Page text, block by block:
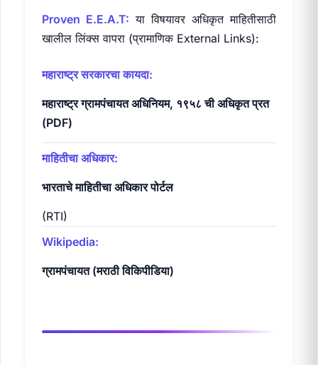
Proven E.E.A.T: या विषयावर अधिकृत माहितीसाठी
खालील लिंक्स वापरा (प्रामाणिक External Links):
महाराष्ट्र सरकारचा कायदा:
महाराष्ट्र ग्रामपंचायत अधिनियम, १९५८ ची अधिकृत प्रत
(PDF)
माहितीचा अधिकार:
भारताचे माहितीचा अधिकार पोर्टल
(RTI)
Wikipedia:
ग्रामपंचायत (मराठी विकिपीडिया)